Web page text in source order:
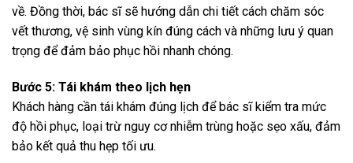
về. Đồng thời, bác sĩ sẽ hướng dẫn chi tiết cách chăm sóc
vết thương, vệ sinh vùng kín đúng cách và những lưu ý quan
trọng để đảm bảo phục hồi nhanh chóng.
Bước 5: Tái khám theo lịch hẹn
Khách hàng cần tái khám đúng lịch để bác sĩ kiểm tra mức
độ hồi phục, loại trừ nguy cơ nhiễm trùng hoặc sẹo xấu, đảm
bảo kết quả thu hẹp tối ưu.